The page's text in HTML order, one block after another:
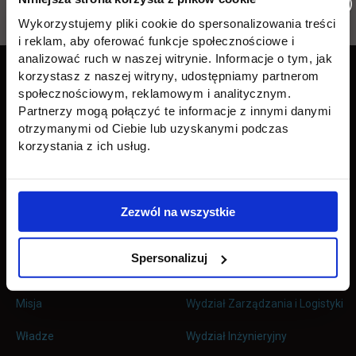
Wykorzystujemy pliki cookie do spersonalizowania treści
i reklam, aby oferować funkcje społecznościowe i
analizować ruch w naszej witrynie. Informacje o tym, jak
korzystasz z naszej witryny, udostępniamy partnerom
społecznościowym, reklamowym i analitycznym.
Partnerzy mogą połączyć te informacje z innymi danymi
otrzymanymi od Ciebie lub uzyskanymi podczas
korzystania z ich usług.
Zezwól na wszystkie
Spersonalizuj
Pomiń
stopkę
Informacje w stopce
Edukacja
Licencjackie
Inżynierskie
Magisterskie
Student
Wirtualna uczelnia
Dziekanat
Opłaty
Misja
Władze
Kontakt
Wydział Zarządzania i Logistyki
Wydział Inżynieryjny